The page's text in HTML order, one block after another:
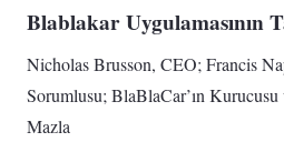
Blablakar Uygulamasının
Nicholas Brusson, CEO; Francis
Sorumlusu; BlaBlaCar’ın Kurucusu
Mazla